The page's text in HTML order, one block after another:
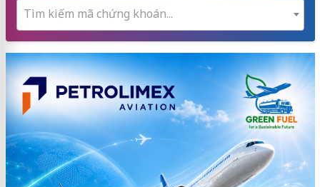
Tìm kiếm mã chứng khoán...